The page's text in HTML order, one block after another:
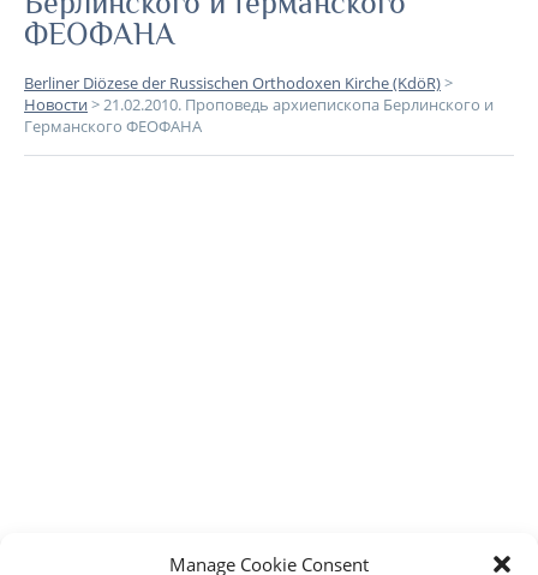
Manage Cookie Consent
ФЕОФАНА
Berliner Diözese der Russischen Orthodoxen Kirche (KdöR)>
Новости >21.02.2010. Проповедь архиепископа Берлинского и
Германского ФЕОФАНА